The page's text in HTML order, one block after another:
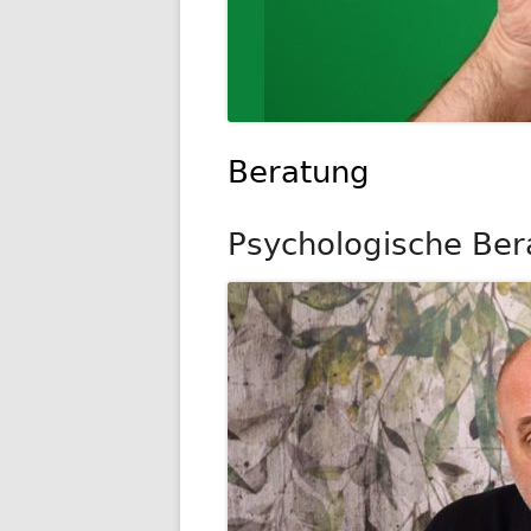
Beratung
Psychologische